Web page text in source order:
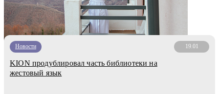
Новости 19.01
KION продублировал часть библиотеки на
жестовый язык